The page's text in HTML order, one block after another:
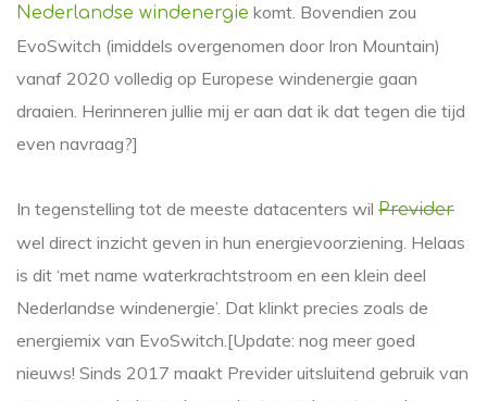
Nederlandse windenergie komt. Bovendien zou
EvoSwitch (imiddels overgenomen door Iron Mountain)
vanaf 2020 volledig op Europese windenergie gaan
draaien. Herinneren jullie mij er aan dat ik dat tegen die tijd
even navraag?]
In tegenstelling tot de meeste datacenters wil Previder
wel direct inzicht geven in hun energievoorziening. Helaas
is dit ‘met name waterkrachtstroom en een klein deel
Nederlandse windenergie’. Dat klinkt precies zoals de
energiemix van EvoSwitch.[Update: nog meer goed
nieuws! Sinds 2017 maakt Previder uitsluitend gebruik van